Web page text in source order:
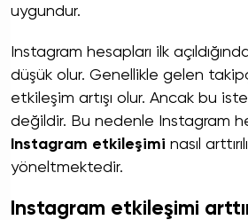
uygundur.
Instagram hesapları ilk
düşük olur. Genellikle gelen
etkileşim artışı olur. Ancak bu
değildir. Bu nedenle Instagram
Instagram etkileşimi nasıl
yöneltmektedir.
Instagram etkileşimi